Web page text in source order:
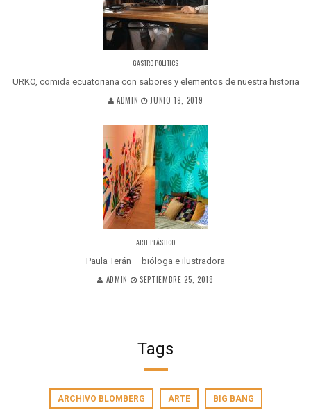
GASTRO POLITICS
URKO, comida ecuatoriana con sabores y elementos de nuestra historia
ADMIN JUNIO 19, 2019
ARTE PLÁSTICO
Paula Terán – bióloga e ilustradora
ADMIN SEPTIEMBRE 25, 2018
Tags
ARCHIVO BLOMBERG ARTE BIG BANG